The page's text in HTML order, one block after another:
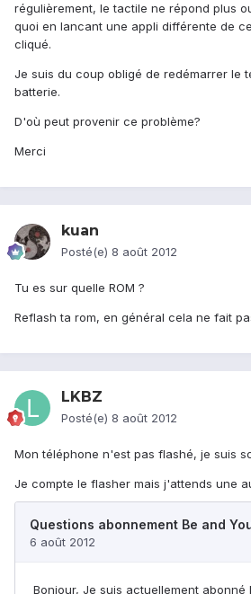
régulièrement, le tactile ne répond plus
quoi en lancant une appli différente de
cliqué.
Je suis du coup obligé de redémarrer le
batterie.
D'où peut provenir ce problème?
Merci
kuan
Posté(e) 8 août 2012
Tu es sur quelle ROM ?
Reflash ta rom, en général cela ne fait
LKBZ
Posté(e) 8 août 2012
Mon téléphone n'est pas flashé, je suis
Je compte le flasher mais j'attends une